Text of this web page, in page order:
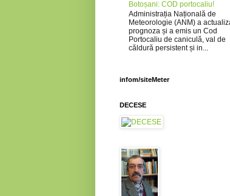
Botoșani: COD portocaliu!
Administrația Națională de
Meteorologie (ANM) a
prognoza și a emis un Cod
Portocaliu de caniculă, val de
căldură persistent și in...
infom/siteMeter
DECESE